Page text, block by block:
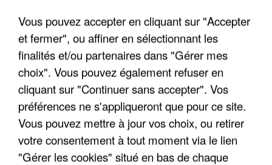
UNE TOURISTE DE L’OISE EMPORTÉE PAR UNE
COULÉE DE BOUE EN HAUTE-SAVOIE
Vous pouvez accepter en cliquant sur "Accepter
et fermer", ou affiner en sélectionnant les
finalités et/ou partenaires dans "Gérer mes
choix". Vous pouvez également refuser en
cliquant sur "Continuer sans accepter". Vos
préférences ne s'appliqueront que pour ce site.
Vous pouvez mettre à jour vos choix, ou retirer
votre consentement à tout moment via le lien
"Gérer les cookies" situé en bas de chaque